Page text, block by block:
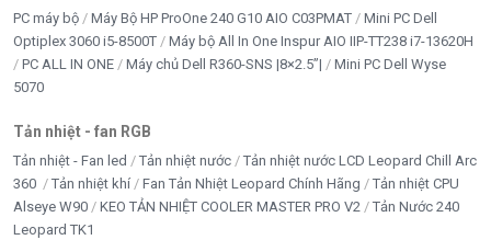
PC máy bộ Máy Bộ HP ProOne 240 G10 AIO C03PMAT
Mini PC Dell
Optiplex 3060 i5-8500T
Máy bộ All In One Inspur AIO IIP-TT238 i7-13620H
PC ALL IN ONE
Máy chủ Dell R360-SNS |8×2.5”|
Mini PC Dell Wyse
5070
Tản nhiệt - fan RGB
Tản nhiệt - Fan led Tản nhiệt nước
Tản nhiệt nước LCD Leopard Chill Arc
360
Tản nhiệt khí Fan Tản Nhiệt Leopard Chính Hãng
Tản nhiệt CPU
Alseye W90
KEO TẢN NHIỆT COOLER MASTER PRO V2
Tản Nước 240
Leopard TK1